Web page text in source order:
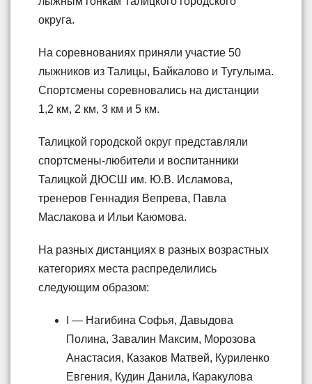
округа.
На соревнованиях приняли участие 50
лыжников из Талицы, Байкалово и Тугулыма.
Спортсмены соревновались на дистанции
1,2 км, 2 км, 3 км и 5 км.
Талицкой городской округ представляли
спортсмены-любители и воспитанники
Талицкой ДЮСШ им. Ю.В. Исламова,
тренеров Геннадия Вепрева, Павла
Маслакова и Ильи Каюмова.
На разных дистанциях в разных возрастных
категориях места распределились
следующим образом:
I — Нагибина Софья, Давыдова
Полина, Завалин Максим, Морозова
Анастасия, Казаков Матвей, Куриленко
Евгения, Кудин Данила, Каракулова